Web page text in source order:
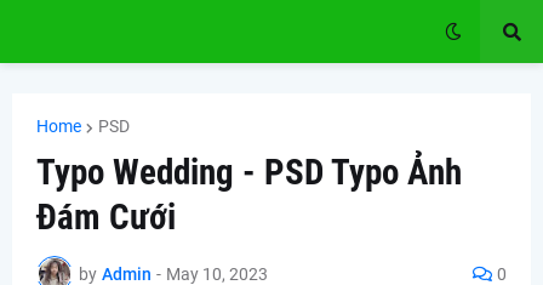
Home PSD
Typo Wedding - PSD Typo Ảnh
Đám Cưới
by Admin - May 10, 2023 0